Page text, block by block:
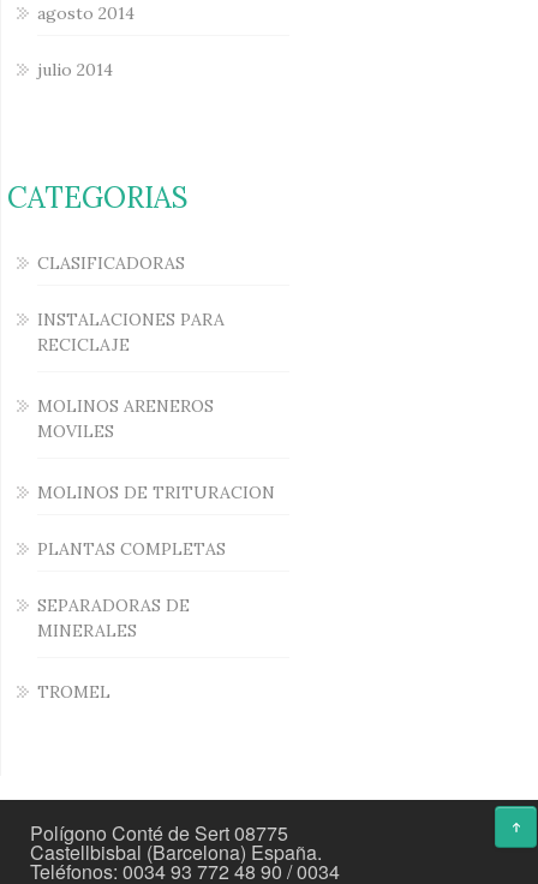
agosto 2014
julio 2014
CATEGORIAS
CLASIFICADORAS
INSTALACIONES PARA
RECICLAJE
MOLINOS ARENEROS
MOVILES
MOLINOS DE TRITURACION
PLANTAS COMPLETAS
SEPARADORAS DE
MINERALES
TROMEL
Polígono Conté de Sert 08775
Castellbisbal (Barcelona) España.
Teléfonos: 0034 93 772 48 90 / 0034